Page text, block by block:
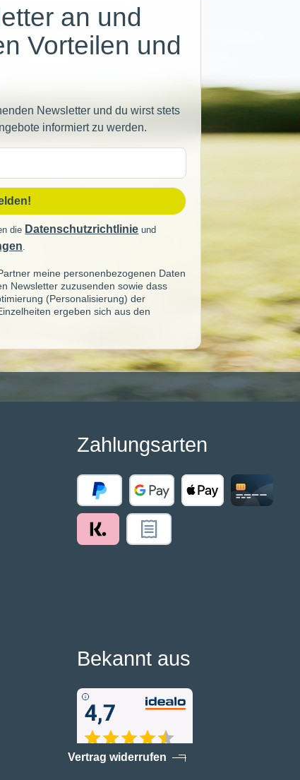
an und
Vorteilen und
Newsletter und du wirst stets
informiert zu werden.
die Datenschutzrichtlinie und
.
meine personenbezogenen Daten
Newsletter zuzusenden sowie dass
(Personalisierung) der
ergeben sich aus den
Zahlungsarten
Bekannt aus
Vertrag widerrufen